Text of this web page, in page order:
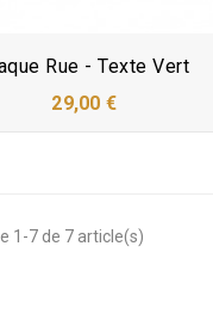
Rue - Texte Vert
29,00 €
1-7 de 7 article(s)